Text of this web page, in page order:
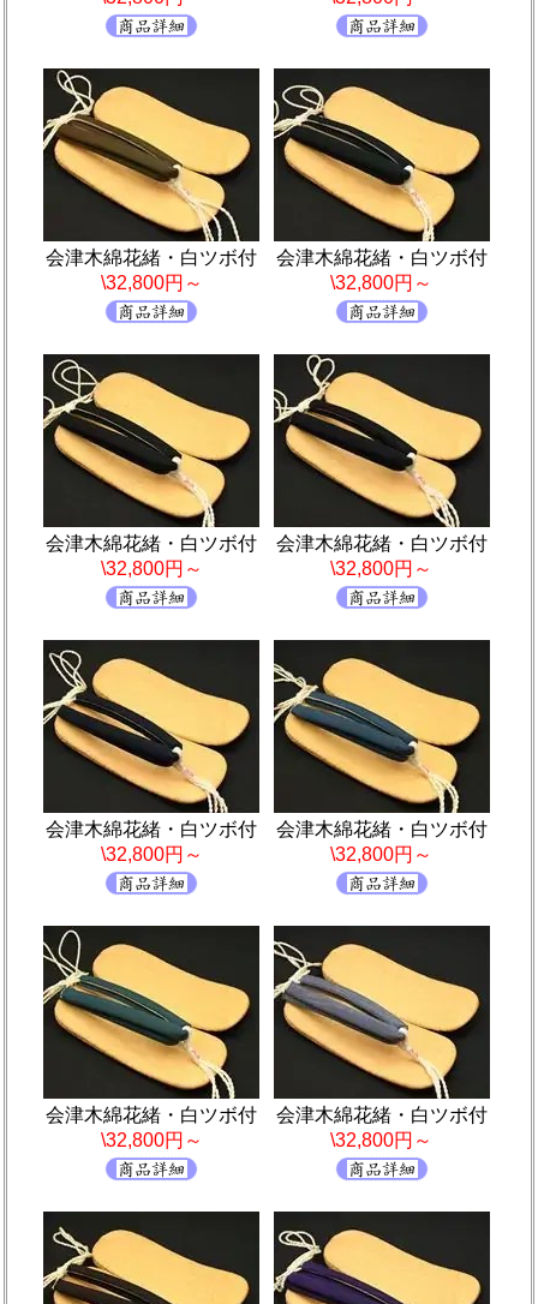
会津木綿花緒・白ツボ付
\32,800円～
会津木綿花緒・白ツボ付
\32,800円～
会津木綿花緒・白ツボ付
\32,800円～
会津木綿花緒・白ツボ付
\32,800円～
会津木綿花緒・白ツボ付
\32,800円～
会津木綿花緒・白ツボ付
\32,800円～
会津木綿花緒・白ツボ付
\32,800円～
会津木綿花緒・白ツボ付
\32,800円～